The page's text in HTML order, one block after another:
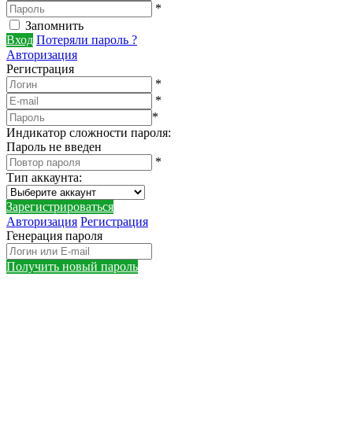
*
Запомнить
Вход Потеряли пароль ?
Авторизация
Регистрация
*
*
*
Индикатор сложности пароля:
Пароль не введен
*
Тип аккаунта:
Зарегистрироваться
Авторизация Регистрация
Генерация пароля
Получить новый пароль